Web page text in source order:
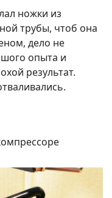
ножки из
трубы, чтоб она
дело не
опыта и
результат.